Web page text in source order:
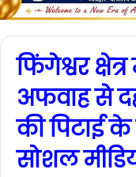
फिंगेश्वर
अफवाह से
की पिटाई
सोशल